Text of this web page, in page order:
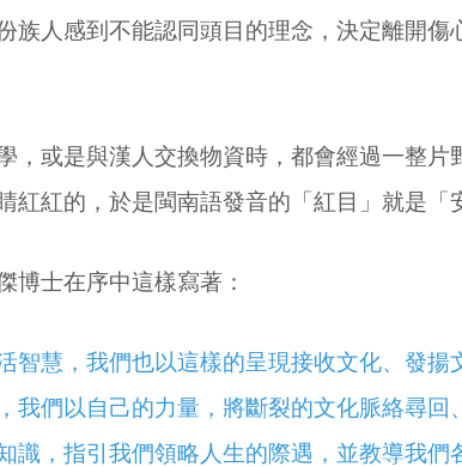
族人感到不能認同頭目的理念，決定離開傷
，或是與漢人交換物資時，都會經過一整片
紅紅的，於是閩南語發音的「紅目」就是「
博士在序中這樣寫著：
智慧，我們也以這樣的呈現接收文化、發揚
我們以自己的力量，將斷裂的文化脈絡尋回
識，指引我們領略人生的際遇，並教導我們